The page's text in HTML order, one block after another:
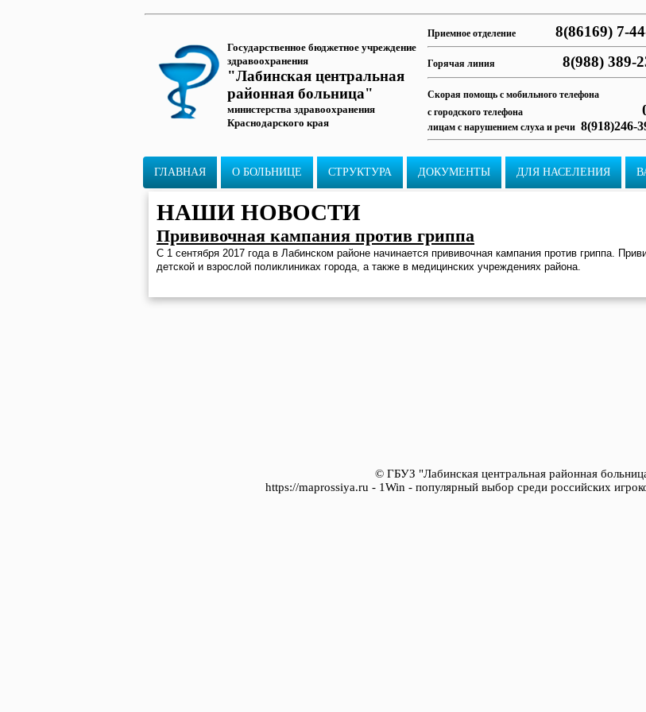
Государственное бюджетное учреждение
здравоохранения
"Лабинская центральная
районная больница"
министерства здравоохранения
Краснодарского края
Приемное отделение 8(86169) 7-
Горячая линия 8(988) 389-
Скорая помощь с мобильного телефона
с городского телефона
лицам с нарушением слуха и речи 8(918)246-
ГЛАВНАЯ О БОЛЬНИЦЕ СТРУКТУРА ДОКУМЕНТЫ ДЛЯ НАСЕЛЕНИЯ
НАШИ НОВОСТИ
Прививочная кампания против гриппа
С 1 сентября 2017 года в Лабинском районе начинается прививочная кампания против гриппа.
детской и взрослой поликлиниках города, а также в медицинских учреждениях района.
© ГБУЗ "Лабинская центральная районная
https://maprossiya.ru - 1Win - популярный выбор среди российских